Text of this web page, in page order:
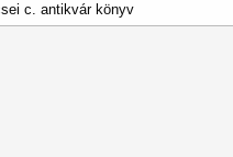
c. antikvár könyv